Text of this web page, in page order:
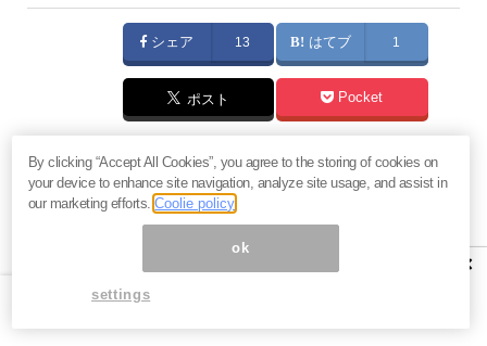
シェア 13 はてブ 1
ポスト Pocket
2022年の今はオミクロンの流行やアメリカの金融引き
締めと利上げなどの波乱要素が増え、ボラティリティ
が増し、相場は乱高下しやすい環境にある。こうした
状況下でのトレードは、そこで成功するのは恵まれた
×
By clicking “Accept All Cookies”, you agree to the storing of cookies on
your device to enhance site navigation, analyze site usage, and assist in
our marketing efforts.Coolie policy
ok
settings